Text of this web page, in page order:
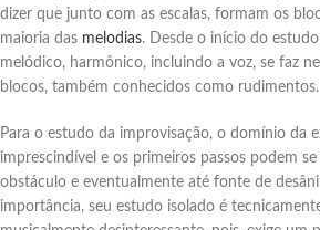
dizer que junto com as escalas, formam os
maioria das melodias. Desde o início do
melódico, harmônico, incluindo a voz, se faz
blocos, também conhecidos como rudimentos.
Para o estudo da improvisação, o domínio da
imprescindível e os primeiros passos podem
obstáculo e eventualmente até fonte de
importância, seu estudo isolado é